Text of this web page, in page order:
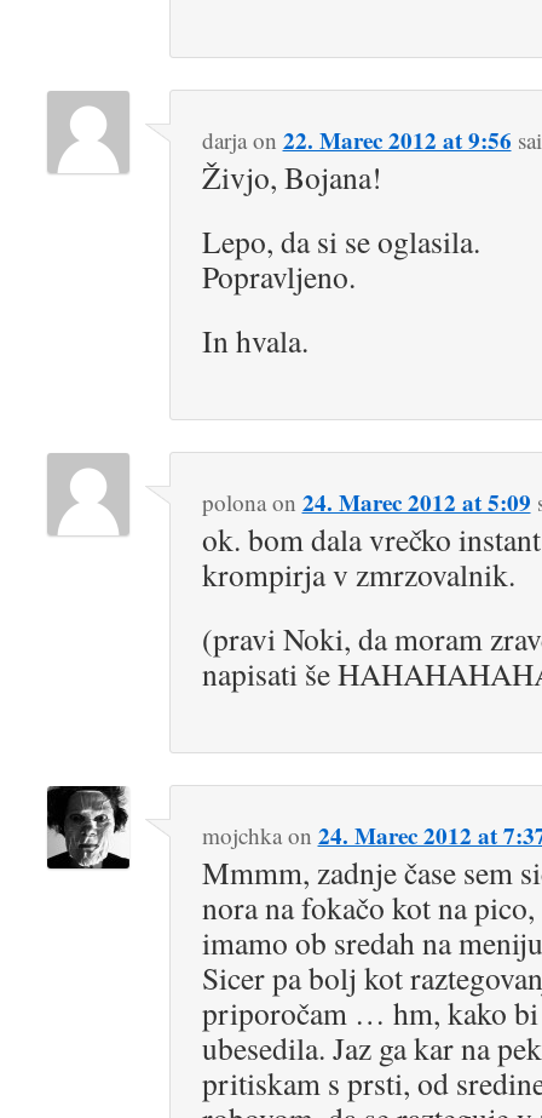
darjaon 22. Marec 2012 at 9:56
Živjo, Bojana!
Lepo, da si se oglasila.
Popravljeno.
In hvala.
polonaon 24. Marec 2012 at 5:09
ok. bom dala vrečko
krompirja v zmrzovalnik.
(pravi Noki, da moram
napisati še
mojchkaon 24. Marec 2012 at
Mmmm, zadnje čase sem
nora na fokačo kot na pico,
imamo ob sredah na
Sicer pa bolj kot
priporočam … hm, kako
ubesedila. Jaz ga kar na
pritiskam s prsti, od